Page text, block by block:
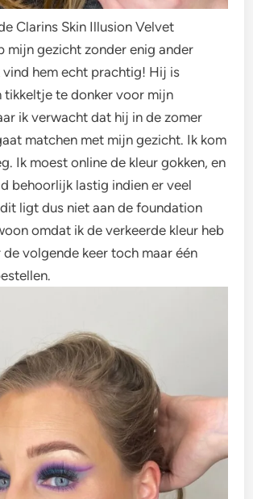
Clarins Skin Illusion Velvet
mijn gezicht zonder enig ander
vind hem echt prachtig! Hij is
tikkeltje te donker voor mijn
ik verwacht dat hij in de zomer
matchen met mijn gezicht. Ik kom
Ik moest online de kleur gokken, en
behoorlijk lastig indien er veel
ligt dus niet aan de foundation
omdat ik de verkeerde kleur heb
de volgende keer toch maar één